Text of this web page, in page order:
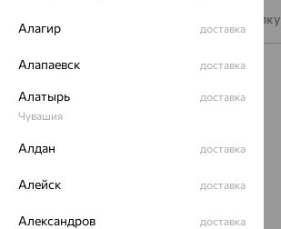
Подписаться на рассылку
Акции
Магазины
Покупателям
О нас
Алагир доставка
Алапаевск доставка
Алатырь
Чувашия
доставка
Алдан доставка
Алейск доставка
Александров доставка